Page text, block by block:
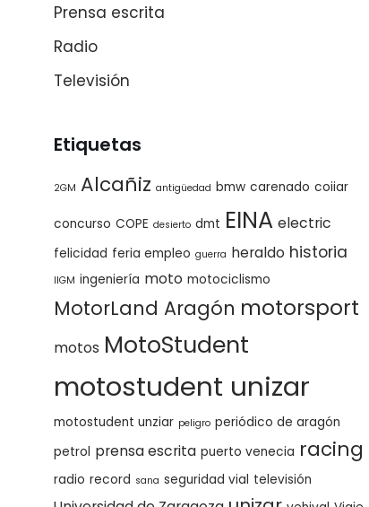
Prensa escrita
Radio
Televisión
Etiquetas
2GM Alcañiz antigüedad bmw carenado coiiar
concurso COPE desierto dmt EINA electric
felicidad feria empleo guerra heraldo historia
IIGM ingeniería moto motociclismo
MotorLand Aragón motorsport
motos MotoStudent
motostudent unizar
motostudent unziar peligro periódico de aragón
petrol prensa escrita puerto venecia racing
radio record sana seguridad vial televisión